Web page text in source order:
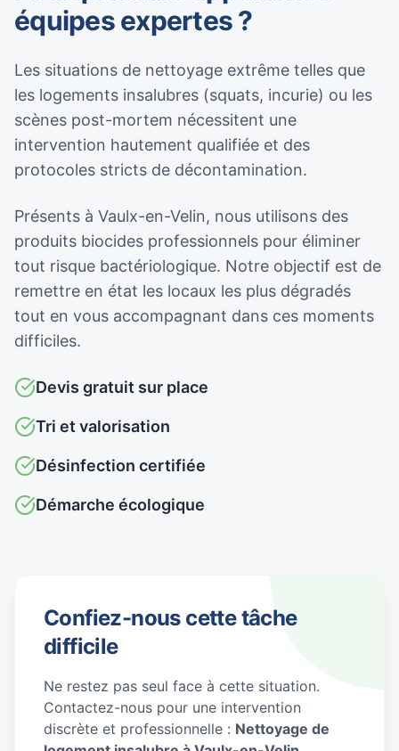
équipes expertes ?
Les situations de nettoyage extrême telles que
les logements insalubres (squats, incurie) ou les
scènes post-mortem nécessitent une
intervention hautement qualifiée et des
protocoles stricts de décontamination.
Présents à Vaulx-en-Velin, nous utilisons des
produits biocides professionnels pour éliminer
tout risque bactériologique. Notre objectif est de
remettre en état les locaux les plus dégradés
tout en vous accompagnant dans ces moments
difficiles.
Devis gratuit sur place
Tri et valorisation
Désinfection certifiée
Démarche écologique
Confiez-nous cette tâche
difficile
Ne restez pas seul face à cette situation.
Contactez-nous pour une intervention
discrète et professionnelle : Nettoyage de